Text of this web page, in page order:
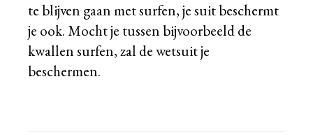
te blijven gaan met surfen, je suit beschermt
je ook. Mocht je tussen bijvoorbeeld de
kwallen surfen, zal de wetsuit je
beschermen.